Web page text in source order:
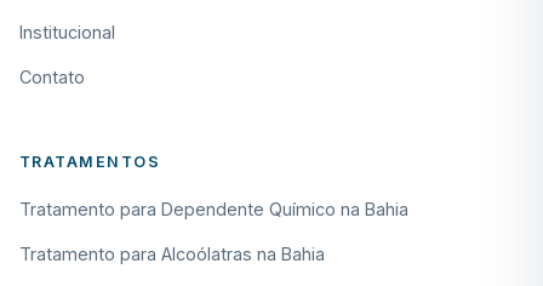
Institucional
Contato
TRATAMENTOS
Tratamento para Dependente Químico na Bahia
Tratamento para Alcoólatras na Bahia